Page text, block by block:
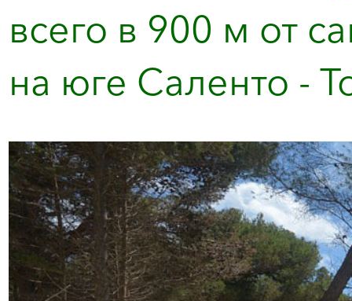
всего в 900 м от
на юге Саленто -